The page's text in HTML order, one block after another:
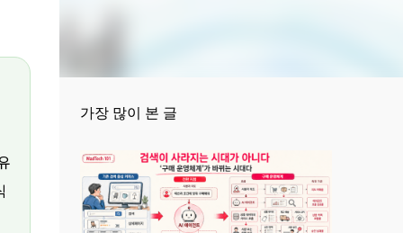
가장 많이 본 글